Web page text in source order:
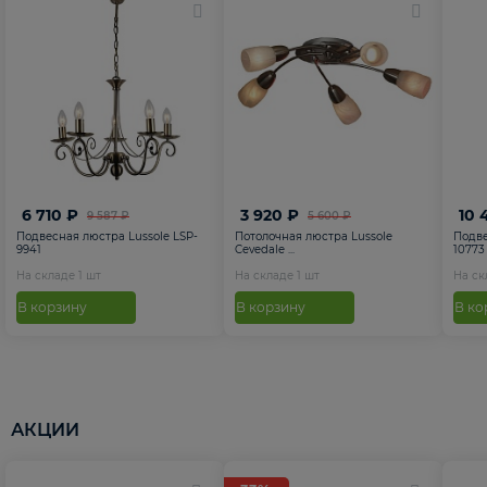
9 587 ₽
6 710 ₽
Подвесная люстра Lussole LSP-
9941
На складе 1 шт
В корзину
5 600 ₽
3 920 ₽
Потолочная люстра Lussole
Cevedale ...
На складе 1 шт
В корзину
10
10773
На
В
АКЦИИ